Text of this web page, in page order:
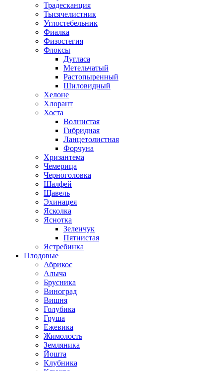
Традесканция
Тысячелистник
Углостебельник
Фиалка
Физостегия
Флоксы
Дугласа
Метельчатый
Растопыренный
Шиловидный
Хелоне
Хлорант
Хоста
Волнистая
Гибридная
Ланцетолистная
Форчуна
Хризантема
Чемерица
Черноголовка
Шалфей
Щавель
Эхинацея
Ясколка
Яснотка
Зеленчук
Пятнистая
Ястребинка
Плодовые
Абрикос
Алыча
Брусника
Виноград
Вишня
Голубика
Груша
Ежевика
Жимолость
Земляника
Йошта
Клубника